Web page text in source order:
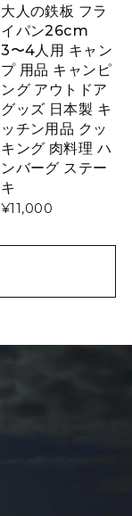
大人の鉄板 フラ
イパン26cm
3〜4人用 キャン
プ 用品 キャンピ
ング アウトドア
グッズ 日本製 キ
ッチン用品 クッ
キング 肉料理 ハ
ンバーグ ステー
キ
¥11,000